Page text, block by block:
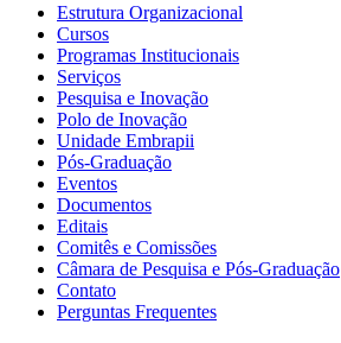
Estrutura Organizacional
Cursos
Programas Institucionais
Serviços
Pesquisa e Inovação
Polo de Inovação
Unidade Embrapii
Pós-Graduação
Eventos
Documentos
Editais
Comitês e Comissões
Câmara de Pesquisa e Pós-Graduação
Contato
Perguntas Frequentes